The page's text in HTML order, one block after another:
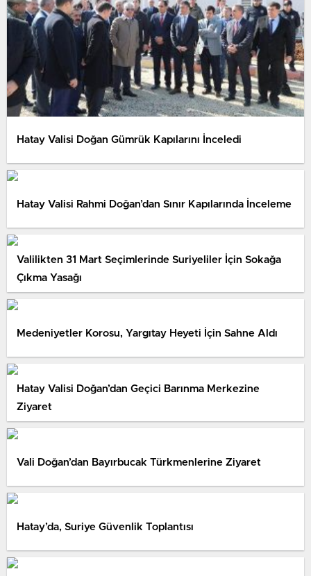
Hatay Valisi Doğan Gümrük Kapılarını İnceledi
Hatay Valisi Rahmi Doğan’dan Sınır Kapılarında İnceleme
Valilikten 31 Mart Seçimlerinde Suriyeliler İçin Sokağa
Çıkma Yasağı
Medeniyetler Korosu, Yargıtay Heyeti İçin Sahne Aldı
Hatay Valisi Doğan’dan Geçici Barınma Merkezine
Ziyaret
Vali Doğan’dan Bayırbucak Türkmenlerine Ziyaret
Hatay’da, Suriye Güvenlik Toplantısı